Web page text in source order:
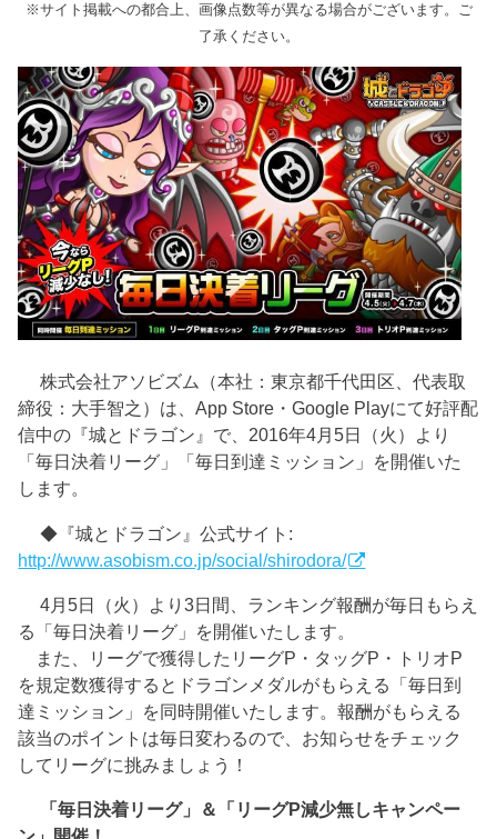
※サイト掲載への都合上、画像点数等が異なる場合がございます。ご
了承ください。
株式会社アソビズム（本社：東京都千代田区、代表取
締役：大手智之）は、App Store・Google Playにて好評配
信中の『城とドラゴン』で、2016年4月5日（火）より
「毎日決着リーグ」「毎日到達ミッション」を開催いた
します。
◆『城とドラゴン』公式サイト:
http://www.asobism.co.jp/social/shirodora/
4月5日（火）より3日間、ランキング報酬が毎日もらえ
る「毎日決着リーグ」を開催いたします。
また、リーグで獲得したリーグP・タッグP・トリオP
を規定数獲得するとドラゴンメダルがもらえる「毎日到
達ミッション」を同時開催いたします。報酬がもらえる
該当のポイントは毎日変わるので、お知らせをチェック
してリーグに挑みましょう！
「毎日決着リーグ」＆「リーグP減少無しキャンペー